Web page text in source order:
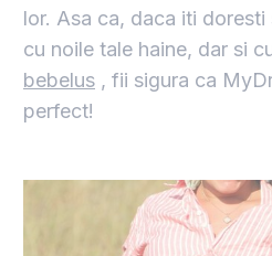
lor. Asa ca, daca iti
cu noile tale haine, dar si
bebelus , fii sigura ca
perfect!